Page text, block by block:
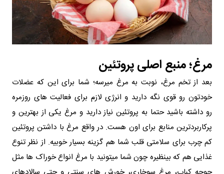
مرغ؛ منبع اصلی پروتئین
بعد از تخم‌ مرغ، نوبت به مرغ میرسه؛ شما برای این که عضلات
خودتون رو قوی نگه دارید و انرژی لازم برای فعالیت‌ های روزمره
رو داشته باشید حتما به پروتئین نیاز دارید و مرغ یکی از بهترین و
پرکاربردترین منابع برای اون هست. در واقع مرغ با داشتن پروتئین
کم‌ چرب برای سلامتی قلب شما هم گزینه بسیار خوبیه. از نظر تنوع
غذایی هم که بینظیره چون شما میتونید با مرغ انواع خوراک‌ ها مثل